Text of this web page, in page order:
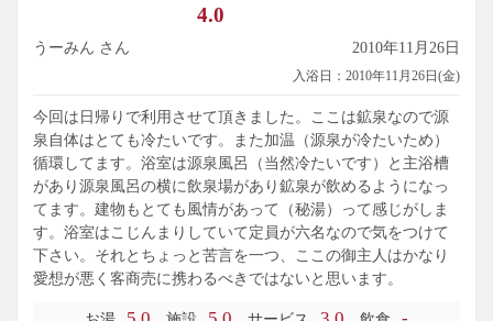
4.0
うーみん さん 2010年11月26日
入浴日：2010年11月26日(金)
今回は日帰りで利用させて頂きました。ここは鉱泉なので源
泉自体はとても冷たいです。また加温（源泉が冷たいため）
循環してます。浴室は源泉風呂（当然冷たいです）と主浴槽
があり源泉風呂の横に飲泉場があり鉱泉が飲めるようになっ
てます。建物もとても風情があって（秘湯）って感じがしま
す。浴室はこじんまりしていて定員が六名なので気をつけて
下さい。それとちょっと苦言を一つ、ここの御主人はかなり
愛想が悪く客商売に携わるべきではないと思います。